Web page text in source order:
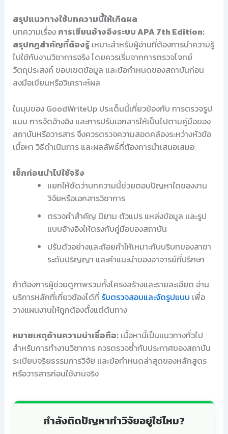
สรุปแนวทางใช้บทความนี้ให้เกิดผล
บทความเรื่อง การเขียนอ้างอิงระบบ APA 7th Edition:
สรุปกฎสำคัญที่ต้องรู้เหมาะสำหรับผู้อ่านที่ต้องการนำความรู้
ไปใช้กับงานวิชาการจริง โดยควรเริ่มจากการตรวจโจทย์
วัตถุประสงค์ ขอบเขตข้อมูล และข้อกำหนดของสถาบันก่อน
ลงมือเขียนหรือวิเคราะห์ผล
ในมุมของ GoodWriteUp ประเด็นนี้เกี่ยวข้องกับ การตรวจรูป
แบบ การจัดอ้างอิง และการปรับเอกสารให้เป็นไปตามคู่มือของ
สถาบันหรือวารสาร จึงควรตรวจความสอดคล้องระหว่างหัวข้อ
เนื้อหา วิธีดำเนินการ และผลลัพธ์ที่ต้องการนำเสนอเสมอ
เช็กก่อนนำไปใช้จริง
แยกให้ชัดว่าบทความนี้ช่วยตอบปัญหาใดของงาน
วิจัยหรือเอกสารวิชาการ
ตรวจคำสำคัญ นิยาม ตัวแปร แหล่งข้อมูล และรูป
แบบอ้างอิงให้ตรงกับคู่มือของสถาบัน
ปรับตัวอย่างและถ้อยคำให้เหมาะกับบริบทของสาขา
ระดับปริญญา และคำแนะนำของอาจารย์ที่ปรึกษา
ถ้าต้องการผู้ช่วยดูภาพรวมทั้งโครงสร้างและรายละเอียด อ่าน
บริการหลักที่เกี่ยวข้องได้ที่ รับตรวจสอบและจัดรูปแบบ เพื่อ
วางแผนงานให้ถูกต้องตั้งแต่ต้นทาง
หมายเหตุด้านความน่าเชื่อถือ: เนื้อหานี้เป็นแนวทางทั่วไป
สำหรับการทำงานวิชาการ ควรตรวจซ้ำกับประกาศของสถาบัน
ระเบียบจริยธรรมการวิจัย และข้อกำหนดล่าสุดของหลักสูตร
หรือวารสารก่อนใช้งานจริง
กำลังติดปัญหาทำวิจัยอยู่ใช่ไหม?